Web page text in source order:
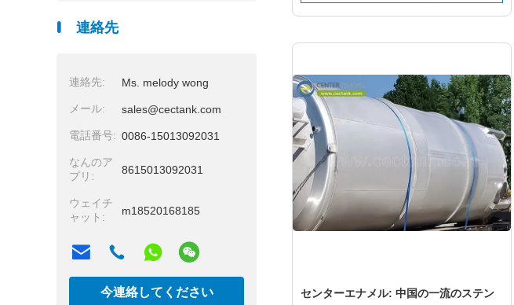
連絡先
連絡先: Ms. melody wong
メール: sales@cectank.com
電話番号: 0086-15013092031
なんのア
プリ:
8615013092031
ウェイチ
ャット:
m18520168185
今連絡してください
センターエナメル: 中国の一流のステン